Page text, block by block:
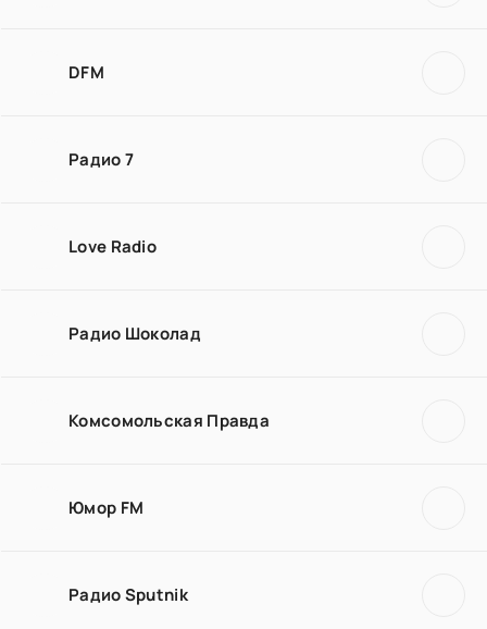
DFM
Радио 7
Love Radio
Радио Шоколад
Комсомольская Правда
Юмор FM
Радио Sputnik